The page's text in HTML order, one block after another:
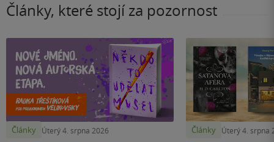
Články, které stojí za pozornost
Články Úterý 4. srpna 2026 Články Úterý 4. srpna